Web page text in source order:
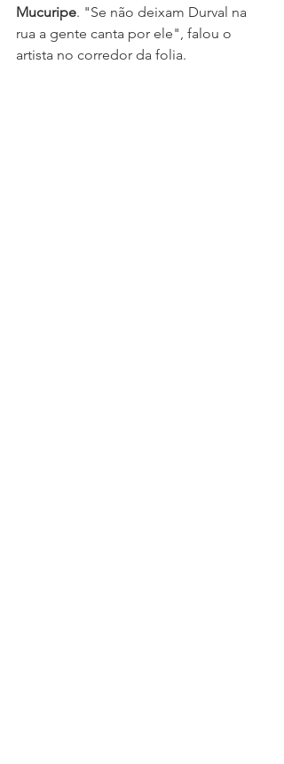
Mucuripe. "Se não deixam Durval na
rua a gente canta por ele", falou o
artista no corredor da folia.